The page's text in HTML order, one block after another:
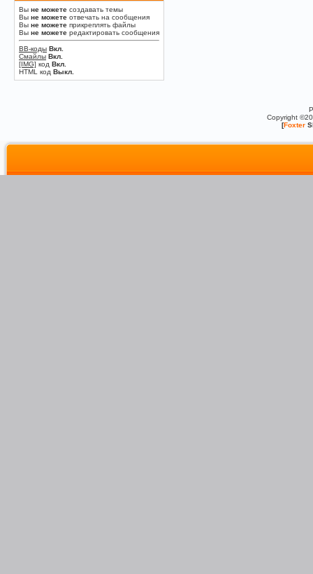
Вы не можете создавать темы
Вы не можете отвечать на сообщения
Вы не можете прикреплять файлы
Вы не можете редактировать сообщения
BB-коды Вкл.
Смайлы Вкл.
[IMG] код Вкл.
HTML код Выкл.
Copyright
[Foxter